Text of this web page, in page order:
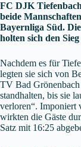
FC DJK
beide
Bayernliga Süd.
holten sich den
Nachdem es für
legten sie sich von
TV Bad Grönenbach
standhalten, bis sie
verloren“. Imponiert
wirkten die Gäste
Satz mit 16:25